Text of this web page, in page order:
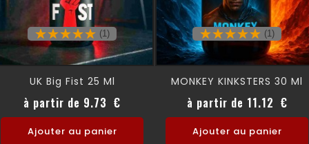
(1)
UK Big Fist 25 Ml
à partir de 9.73 €
Ajouter au panier
(1)
MONKEY KINKSTERS 30 Ml
à partir de 11.12 €Prix
Ajouter au panier